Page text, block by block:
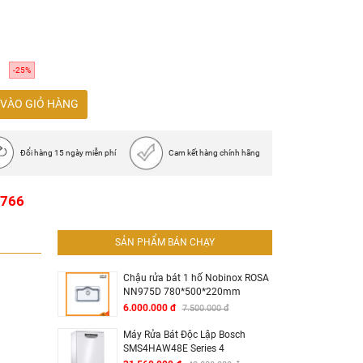
595R x 548S mm
1 vỉ nướng
-25%
GIỎ HÀNG
Đổi hàng 15 ngày miễn phí Cam kết hàng chính hãng
SẢN PHẨM BÁN CHẠY
Chậu rửa bát 1 hố Nobinox ROSA
NN975D 780*500*220mm
6.000.000 đ 7.500.000 đ
Máy Rửa Bát Độc Lập Bosch
SMS4HAW48E Series 4